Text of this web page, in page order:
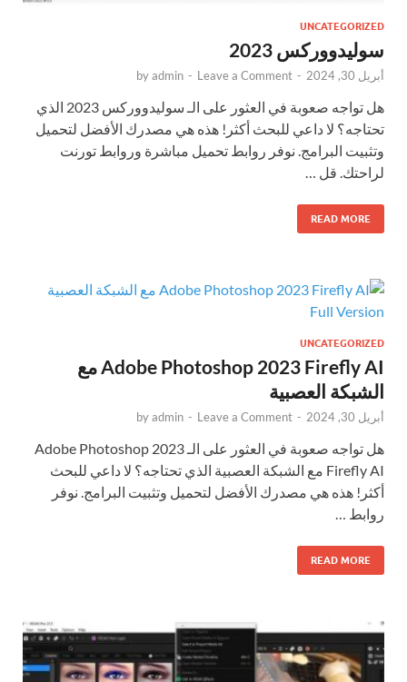
UNCATEGORIZED
سوليدووركس 2023
أبريل 30, 2024 -
byadmin - Leave a Comment
هل تواجه صعوبة في العثور على الـ سوليدووركس 2023 الذي
تحتاجه؟ لا داعي للبحث أكثر! هذه هي مصدرك الأفضل لتحميل
وتثبيت البرامج. نوفر روابط تحميل مباشرة وروابط تورنت
لراحتك. قل …
READ MORE
UNCATEGORIZED
Adobe Photoshop 2023 Firefly AI مع
الشبكة العصبية
أبريل 30, 2024 -
byadmin - Leave a Comment
هل تواجه صعوبة في العثور على الـ Adobe Photoshop 2023
Firefly AI مع الشبكة العصبية الذي تحتاجه؟ لا داعي للبحث
أكثر! هذه هي مصدرك الأفضل لتحميل وتثبيت البرامج. نوفر
روابط …
READ MORE